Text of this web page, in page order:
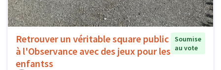
Retrouver un véritable square public
à l'Observance avec des jeux pour les
enfantss
Soumise
au vote